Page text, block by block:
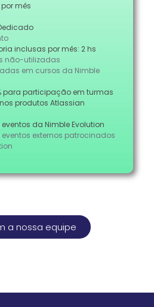
mês
inclusas por mês: 2 hs
não-utilizadas
em cursos da Nimble
para participação em turmas
produtos Atlassian
da Nimble Evolution
externos patrocinados
a nossa equipe